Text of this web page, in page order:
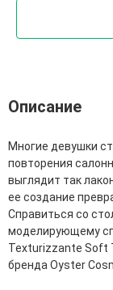
Для Лица
Бальзамы для
Кремы для лица
Лосьоны,
Маски для лица
Мицеллярная
Молочко и
Наборы для
Описание
Многие девушки
повторения
выглядит так
ее создание
Справиться со
моделирующему
Texturizzante Soft
бренда Oyster